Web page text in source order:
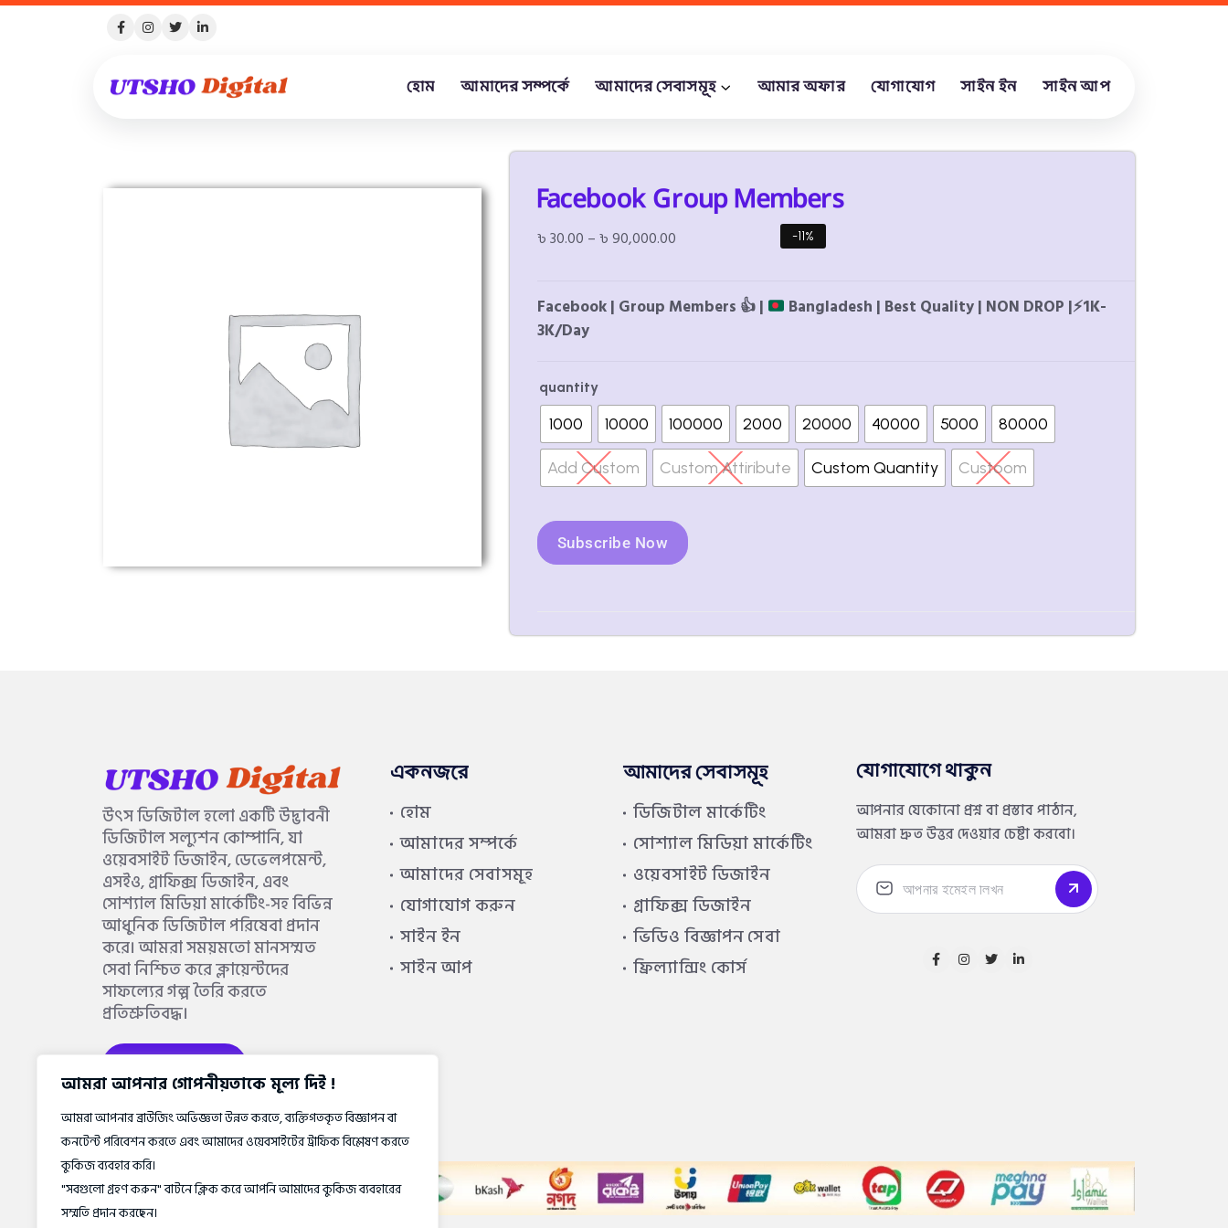
আমরা আপনার গোপনীয়তাকে মূল্য দিই !
আমরা আপনার ব্রাউজিং অভিজ্ঞতা উন্নত করতে, ব্যক্তিগতকৃত বিজ্ঞাপন বা
কনটেন্ট পরিবেশন করতে এবং আমাদের ওয়েবসাইটের ট্রাফিক বিশ্লেষণ করতে
কুকিজ ব্যবহার করি।
"সবগুলো গ্রহণ করুন" বাটনে ক্লিক করে আপনি আমাদের কুকিজ ব্যবহারের
সম্মতি প্রদান করছেন।
হোম আমাদের সম্পর্কে আমাদের সেবাসমূহ আমার অফার যোগাযোগ সাইন ইন সাইন আপ
Facebook Group Members
৳30.00 –৳90,000.00 -11%
Facebook | Group Members 👍| Bangladesh | Best Quality | NON DROP |⚡1K-
3K/Day
quantity
1000 10000 100000 2000 20000 40000 5000 80000
Add Custom Custom Attiribute Custom Quantity Custoom
Subscribe Now
উৎস ডিজিটাল হলো একটি উদ্ভাবনী
ডিজিটাল সল্যুশন কোম্পানি, যা
ওয়েবসাইট ডিজাইন, ডেভেলপমেন্ট,
এসইও, গ্রাফিক্স ডিজাইন, এবং
সোশ্যাল মিডিয়া মার্কেটিং-সহ বিভিন্ন
আধুনিক ডিজিটাল পরিষেবা প্রদান
করে। আমরা সময়মতো মানসম্মত
সেবা নিশ্চিত করে ক্লায়েন্টদের
সাফল্যের গল্প তৈরি করতে
প্রতিশ্রুতিবদ্ধ।
একনজরে
হোম
আমাদের সম্পর্কে
আমাদের সেবাসমূহ
যোগাযোগ করুন
সাইন ইন
সাইন আপ
আমাদের সেবাসমূহ
ডিজিটাল মার্কেটিং
সোশ্যাল মিডিয়া মার্কেটিং
ওয়েবসাইট ডিজাইন
গ্রাফিক্স ডিজাইন
ভিডিও বিজ্ঞাপন সেবা
ফ্রিল্যান্সিং কোর্স
যোগাযোগে থাকুন
আপনার যেকোনো প্রশ্ন বা প্রস্তাব পাঠান,
আমরা দ্রুত উত্তর দেওয়ার চেষ্টা করবো।